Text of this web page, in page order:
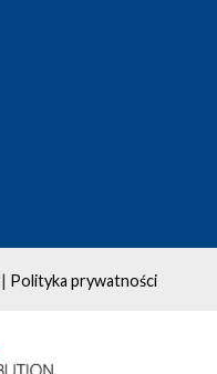
| Polityka prywatności